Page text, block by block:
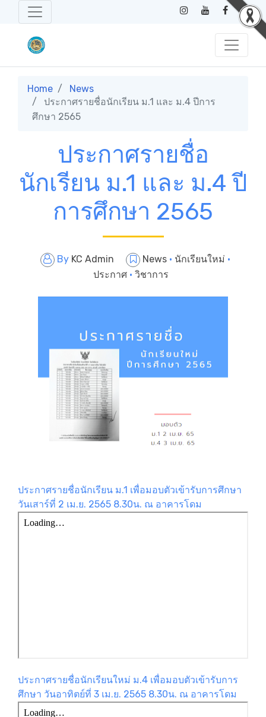
Home
News
ประกาศรายชื่อนักเรียน ม.1 และ ม.4 ปีการ
ศึกษา 2565
ประกาศรายชื่อ
นักเรียน ม.1 และ ม.4 ปี
การศึกษา 2565
By KC Admin News · นักเรียนใหม่ ·
ประกาศ · วิชาการ
ประกาศรายชื่อนักเรียน ม.1 เพื่อมอบตัวเข้ารับการศึกษา
วันเสาร์ที่ 2 เม.ย. 2565 8.30น. ณ อาคารโดม
ประกาศรายชื่อนักเรียนใหม่ ม.4 เพื่อมอบตัวเข้ารับการ
ศึกษา วันอาทิตย์ที่ 3 เม.ย. 2565 8.30น. ณ อาคารโดม